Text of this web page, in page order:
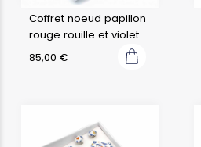
Coffret noeud papillon
rouge rouille et violet
graffiti
85,00 €